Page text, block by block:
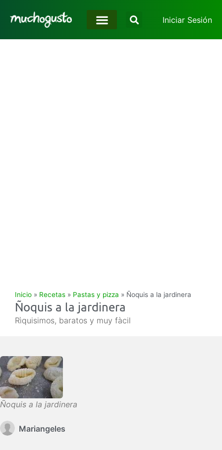
Iniciar Sesión
Inicio » Recetas » Pastas y pizza » Ñoquis a la jardinera
Ñoquis a la jardinera
Rìquisimos, baratos y muy fàcil
Ñoquis a la jardinera
Mariangeles